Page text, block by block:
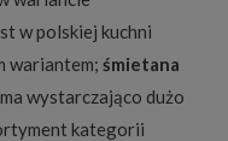
w polskiej kuchni
wariantem; śmietana
ma wystarczająco dużo
kategorii